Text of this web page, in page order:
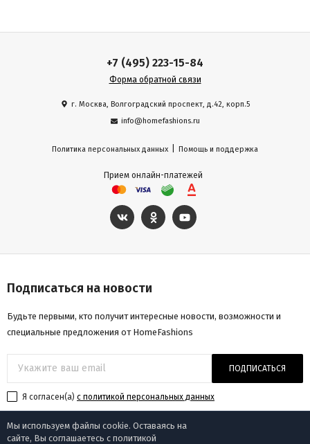
+7 (495) 223-15-84
Форма обратной связи
г. Москва, Волгоградский проспект, д.42, корп.5
info@homefashions.ru
Политика персональных данных Помощь и поддержка
Прием онлайн-платежей
Подписаться на новости
Будьте первыми, кто получит интересные новости, возможности и
специальные предложения от HomeFashions
ПОДПИСАТЬСЯ
Я согласен(a) с политикой персональных данных
Мы используем файлы cookie. Оставаясь на
сайте, Вы соглашаетесь с политикой